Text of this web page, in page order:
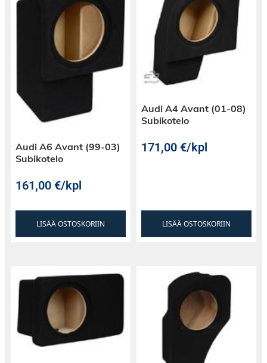
Audi A6 Avant (99-03)
Subikotelo
161,00€/kpl
LISÄÄ OSTOSKORIIN
Audi A4 Avant (01-08)
Subikotelo
171,00€/kpl
LISÄÄ OSTOSKORIIN